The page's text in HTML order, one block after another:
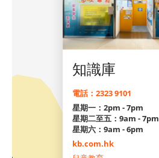
知識庫
電話：2323 9101
星期一：2pm - 7pm
星期二至五：9am - 7pm
星期六：9am - 6pm
kb.com.hk